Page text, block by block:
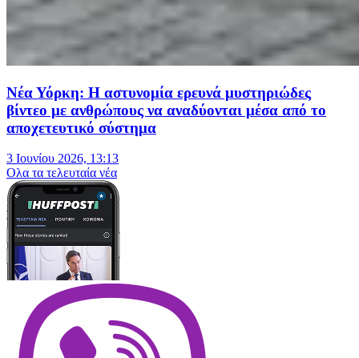
Νέα Υόρκη: Η αστυνομία ερευνά μυστηριώδες
βίντεο με ανθρώπους να αναδύονται μέσα από το
αποχετευτικό σύστημα
3 Ιουνίου 2026, 13:13
Oλα τα τελευταία νέα